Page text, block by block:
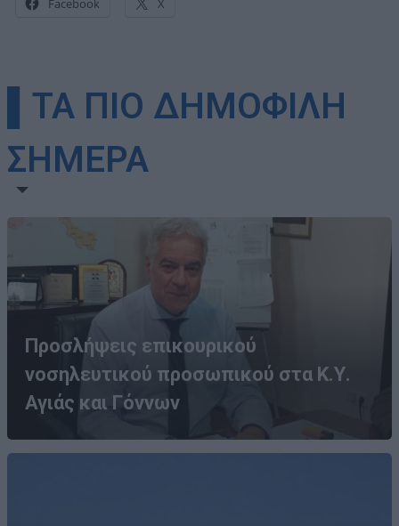
Facebook X
▌ΤΑ ΠΙΟ ΔΗΜΟΦΙΛΗ
ΣΗΜΕΡΑ
Προσλήψεις επικουρικού
νοσηλευτικού προσωπικού στα Κ.Υ.
Αγιάς και Γόννων